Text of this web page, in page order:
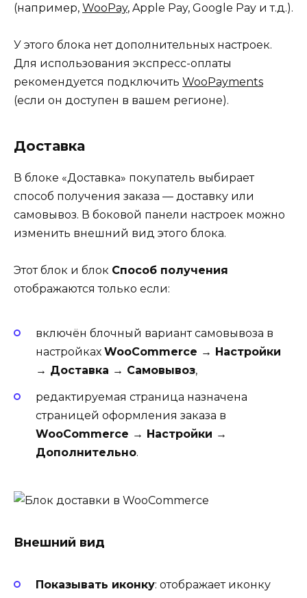
(например, WooPay, Apple Pay, Google Pay и т.д.).
У этого блока нет дополнительных настроек.
Для использования экспресс-оплаты
рекомендуется подключить WooPayments
(если он доступен в вашем регионе).
Доставка
В блоке «Доставка» покупатель выбирает
способ получения заказа — доставку или
самовывоз. В боковой панели настроек можно
изменить внешний вид этого блока.
Этот блок и блок Способ получения
отображаются только если:
включён блочный вариант самовывоза в
настройках WooCommerce → Настройки
→ Доставка → Самовывоз,
редактируемая страница назначена
страницей оформления заказа в
WooCommerce → Настройки →
Дополнительно.
Внешний вид
Показывать иконку: отображает иконку